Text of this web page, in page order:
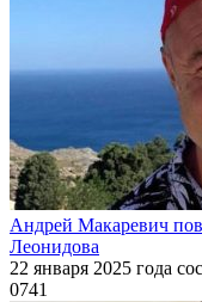
Андрей Макаревич
Леонидова
22 января 2025 года
0741